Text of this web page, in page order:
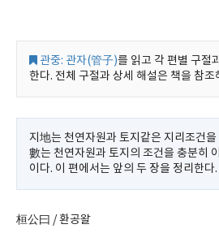
관중: 관자(管子)를 읽고 각 편별 구절
한다. 전체 구절과 상세 해설은 책을 참조
지地는 천연자원과 토지같은 지리조건
數는 천연자원과 토지의 조건을 충분히
이다. 이 편에서는 앞의 두 장을 정리한다.
桓公曰 / 환공왈